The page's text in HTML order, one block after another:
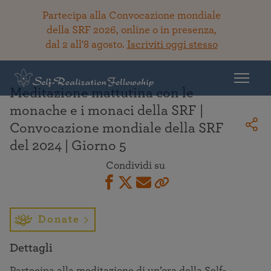
Partecipa alla Convocazione mondiale
della SRF 2026, online o in presenza,
dal 2 all'8 agosto. Iscriviti oggi stesso
Meditazione mattutina con le
monache e i monaci della SRF |
Convocazione mondiale della SRF
del 2024 | Giorno 5
Condividi su
Donate
Dettagli